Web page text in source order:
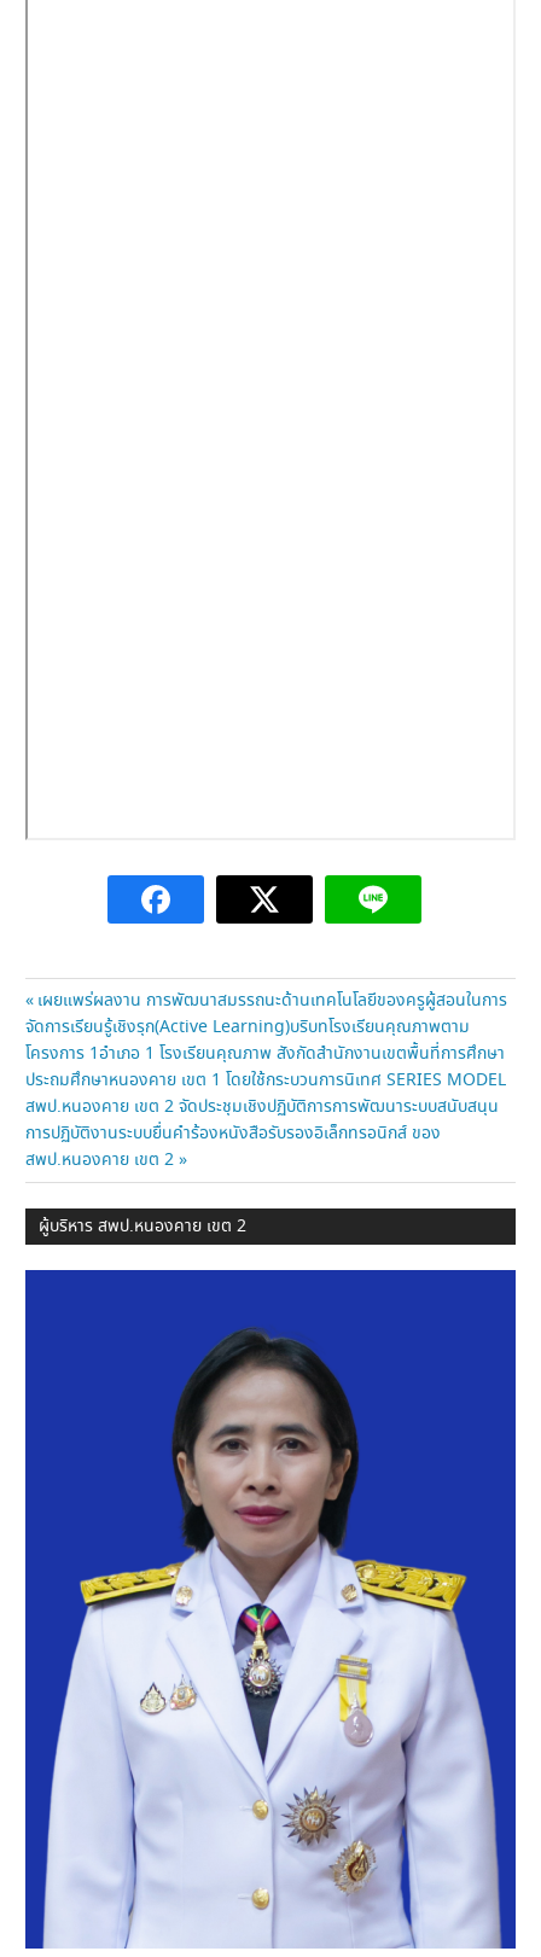
แนะแนว
เรื่อง
Previous
Post:
เผยแพร่ผลงาน การพัฒนาสมรรถนะด้านเทคโนโลยีของครูผู้สอนในการ
จัดการเรียนรู้เชิงรุก(Active Learning)บริบทโรงเรียนคุณภาพตาม
โครงการ 1อำเภอ 1 โรงเรียนคุณภาพ สังกัดสำนักงานเขตพื้นที่การศึกษา
ประถมศึกษาหนองคาย เขต 1 โดยใช้กระบวนการนิเทศ SERIES MODEL
Next
Post:
สพป.หนองคาย เขต 2 จัดประชุมเชิงปฏิบัติการการพัฒนาระบบสนับสนุน
การปฏิบัติงานระบบยื่นคำร้องหนังสือรับรองอิเล็กทรอนิกส์ ของ
สพป.หนองคาย เขต 2
ผู้บริหาร สพป.หนองคาย เขต 2